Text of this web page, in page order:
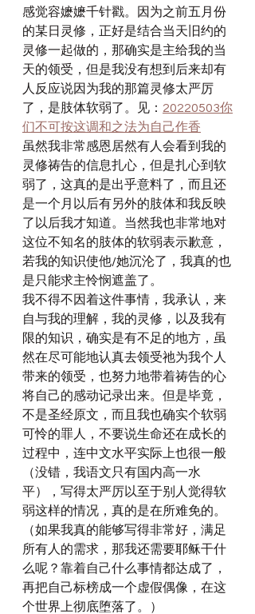
感觉容嬷嬷千针戳。因为之前五月份
的某日灵修，正好是结合当天旧约的
灵修一起做的，那确实是主给我的当
天的领受，但是我没有想到后来却有
人反应说因为我的那篇灵修太严厉
了，是肢体软弱了。见： 20220503你
们不可按这调和之法为自己作香
虽然我非常感恩居然有人会看到我的
灵修祷告的信息扎心，但是扎心到软
弱了，这真的是出乎意料了，而且还
是一个月以后有另外的肢体和我反映
了以后我才知道。当然我也非常地对
这位不知名的肢体的软弱表示歉意，
若我的知识使他/她沉沦了，我真的也
是只能求主怜悯遮盖了。
我不得不因着这件事情，我承认，来
自与我的理解，我的灵修，以及我有
限的知识，确实是有不足的地方，虽
然在尽可能地认真去领受祂为我个人
带来的领受，也努力地带着祷告的心
将自己的感动记录出来。但是毕竟，
不是圣经原文，而且我也确实个软弱
可怜的罪人，不要说生命还在成长的
过程中，连中文水平实际上也很一般
（没错，我语文只有国内高一水
平），写得太严厉以至于别人觉得软
弱这样的情况，真的是在所难免的。
（如果我真的能够写得非常好，满足
所有人的需求，那我还需要耶稣干什
么呢？靠着自己什么事情都达成了，
再把自己标榜成一个虚假偶像，在这
个世界上彻底堕落了。）